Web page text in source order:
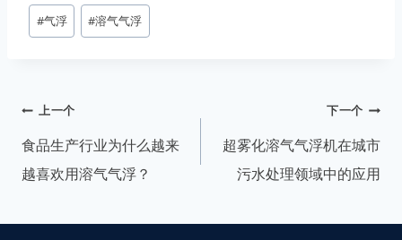
#气浮 #溶气气浮
上一个
食品生产行业为什么越来
越喜欢用溶气气浮？
下一个
超雾化溶气气浮机在城市
污水处理领域中的应用